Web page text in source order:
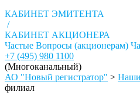
КАБИНЕТ ЭМИТЕНТА
/
КАБИНЕТ АКЦИОНЕРА
Частые Вопросы (акционерам)
+7 (495) 980 1100
(Многоканальный)
АО "Новый регистратор" >
филиал